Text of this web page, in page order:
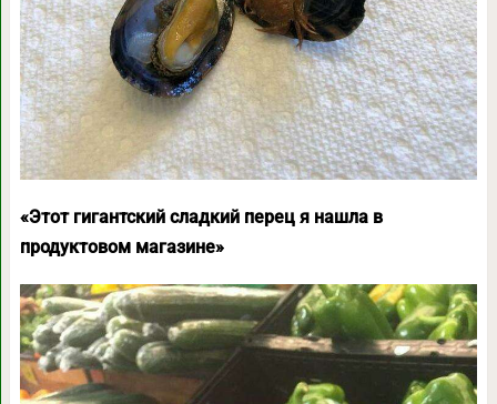
«Этот гигантский сладкий перец я нашла в
продуктовом магазине»